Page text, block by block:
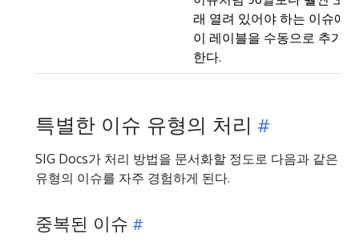
래 열려 있어야 하는 이슈에
이 레이블을 수동으로 추가
한다.
특별한 이슈 유형의 처리
SIG Docs가 처리 방법을 문서화할 정도로 다음과 같은
유형의 이슈를 자주 경험하게 된다.
중복된 이슈